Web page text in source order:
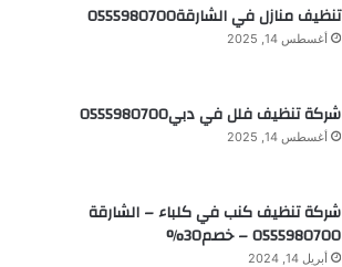
تنظيف منازل في الشارقة0555980700
أغسطس 14, 2025
شركة تنظيف فلل في دبي0555980700
أغسطس 14, 2025
شركة تنظيف كنب في كلباء – الشارقة
0555980700 – خصم30%
أبريل 14, 2024